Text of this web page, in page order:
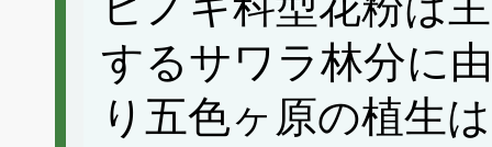
するサワラ林分に
り五色ヶ原の植生